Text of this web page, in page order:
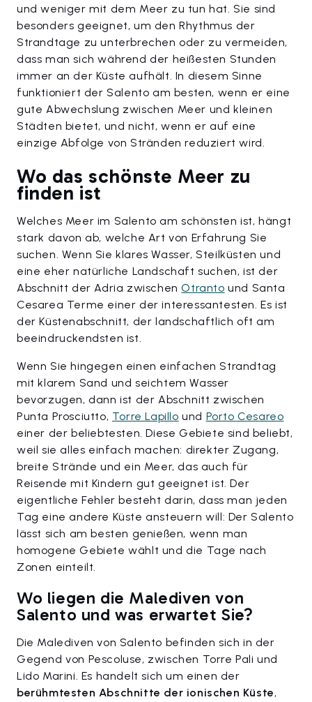
und weniger mit dem Meer zu tun hat. Sie sind
besonders geeignet, um den Rhythmus der
Strandtage zu unterbrechen oder zu vermeiden,
dass man sich während der heißesten Stunden
immer an der Küste aufhält. In diesem Sinne
funktioniert der Salento am besten, wenn er eine
gute Abwechslung zwischen Meer und kleinen
Städten bietet, und nicht, wenn er auf eine
einzige Abfolge von Stränden reduziert wird.
Wo das schönste Meer zu
finden ist
Welches Meer im Salento am schönsten ist, hängt
stark davon ab, welche Art von Erfahrung Sie
suchen. Wenn Sie klares Wasser, Steilküsten und
eine eher natürliche Landschaft suchen, ist der
Abschnitt der Adria zwischenOtranto und Santa
Cesarea Terme einer der interessantesten. Es ist
der Küstenabschnitt, der landschaftlich oft am
beeindruckendsten ist.
Wenn Sie hingegen einen einfachen Strandtag
mit klarem Sand und seichtem Wasser
bevorzugen, dann ist der Abschnitt zwischen
Punta Prosciutto, Torre Lapillo und Porto Cesareo
einer der beliebtesten. Diese Gebiete sind beliebt,
weil sie alles einfach machen: direkter Zugang,
breite Strände und ein Meer, das auch für
Reisende mit Kindern gut geeignet ist. Der
eigentliche Fehler besteht darin, dass man jeden
Tag eine andere Küste ansteuern will: Der Salento
lässt sich am besten genießen, wenn man
homogene Gebiete wählt und die Tage nach
Zonen einteilt.
Wo liegen die Malediven von
Salento und was erwartet Sie?
Die Malediven von Salento befinden sich in der
Gegend von Pescoluse, zwischen Torre Pali und
Lido Marini. Es handelt sich um einen der
berühmtesten Abschnitte der ionischen Küste,